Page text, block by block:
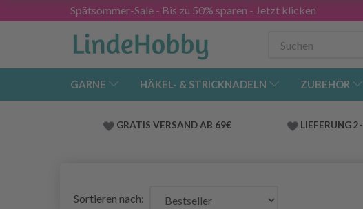
Spätsommer-Sale - Bis zu 50% sparen - Jetzt klicken
GARNE HÄKEL- & STRICKNADELN ZUBEHÖR
GRATIS VERSAND AB 69€ LIEFERUNG
Sortieren nach: